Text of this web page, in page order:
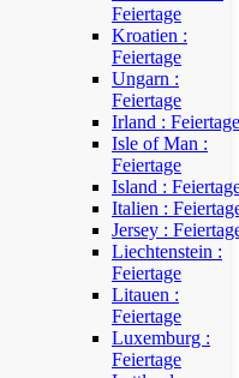
Feiertage
Kroatien :
Feiertage
Ungarn :
Feiertage
Irland : Feiertage
Isle of Man :
Feiertage
Island :
Italien :
Jersey :
Liechtenstein :
Feiertage
Litauen :
Feiertage
Luxemburg :
Feiertage